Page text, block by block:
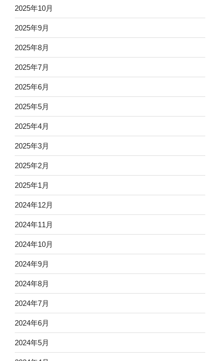
2025年10月
2025年9月
2025年8月
2025年7月
2025年6月
2025年5月
2025年4月
2025年3月
2025年2月
2025年1月
2024年12月
2024年11月
2024年10月
2024年9月
2024年8月
2024年7月
2024年6月
2024年5月